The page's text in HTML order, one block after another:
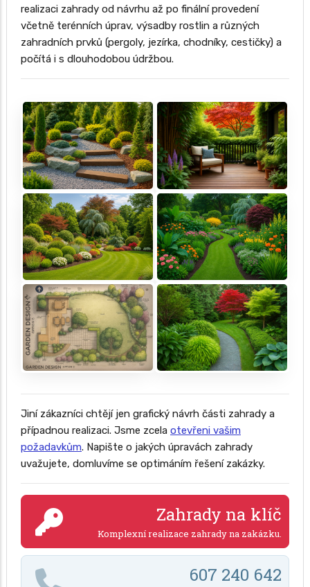
realizaci zahrady od návrhu až po finální provedení
včetně terénních úprav, výsadby rostlin a různých
zahradních prvků (pergoly, jezírka, chodníky, cestičky) a
počítá i s dlouhodobou údržbou.
Jiní zákazníci chtějí jen grafický návrh části zahrady a
případnou realizaci. Jsme zcela otevřeni vašim
požadavkům. Napište o jakých úpravách zahrady
uvažujete, domluvíme se optimáním řešení zakázky.
Zahrady na klíč
Komplexní realizace zahrady na zakázku.
607 240 642